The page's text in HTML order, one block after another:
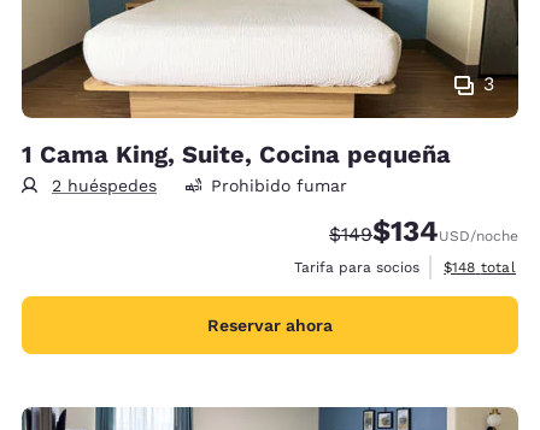
3
1 Cama King, Suite, Cocina pequeña
2 huéspedes Prohibido fumar
Precio tachado:
$149Precio con
$134USD/noche
Tarifa para socios
Ver detalles
$148 total
Reservar ahora